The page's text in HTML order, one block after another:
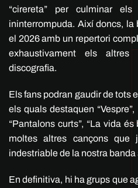
“cirereta” per culminar els
ininterrompuda. Així doncs,
el 2026 amb un repertori
exhaustivament els
discografia.
Els fans podran gaudir de tots
els quals destaquen “Vespre”,
“Pantalons curts”, “La vida
moltes altres cançons que
indestriable de la nostra
En definitiva, hi ha grups que